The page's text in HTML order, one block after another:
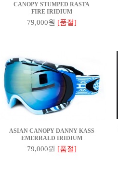
CANOPY STUMPED RASTA
FIRE IRIDIUM
79,000원 [품절]
ASIAN CANOPY DANNY KASS
EMERRALD IRIDIUM
79,000원 [품절]